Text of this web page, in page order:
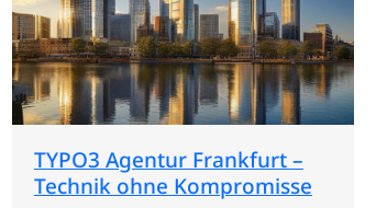
TYPO3 Agentur Frankfurt –
Technik ohne Kompromisse